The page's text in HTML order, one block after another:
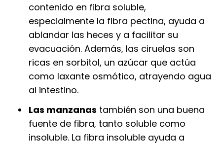
contenido en fibra soluble,
especialmente la fibra pectina, ayuda a
ablandar las heces y a facilitar su
evacuación. Además, las ciruelas son
ricas en sorbitol, un azúcar que actúa
como laxante osmótico, atrayendo agua
al intestino.
Las manzanas también son una buena
fuente de fibra, tanto soluble como
insoluble. La fibra insoluble ayuda a